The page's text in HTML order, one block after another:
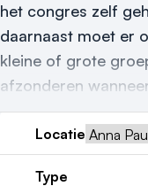
Vraag
Locatiegids
Meld
Nieuws
Reviews (5⭐️)
het congres zelf
daarnaast moet er
kleine of grote
afzonderen
Locatie
Type